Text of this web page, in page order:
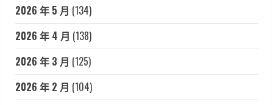
2026 年 5 月 (134)
2026 年 4 月 (138)
2026 年 3 月 (125)
2026 年 2 月 (104)